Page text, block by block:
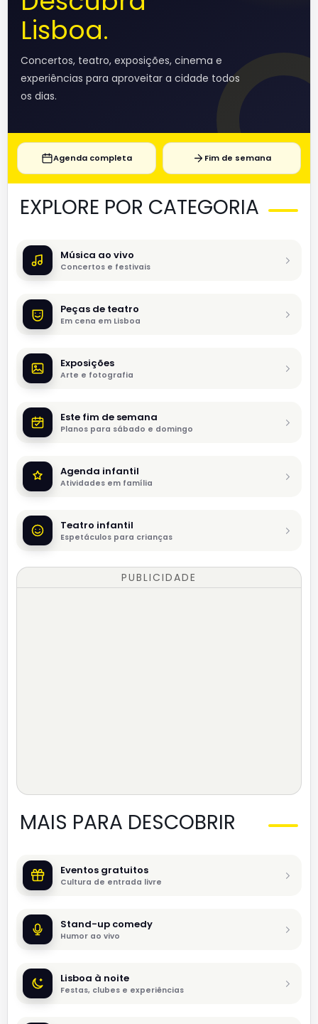
Lisboa.
Concertos, teatro, exposições, cinema e
experiências para aproveitar a cidade todos
os dias.
Agenda completa Fim de semana
EXPLORE POR CATEGORIA
Música ao vivo
Concertos e festivais
Peças de teatro
Em cena em Lisboa
Exposições
Arte e fotografia
Este fim de semana
Planos para sábado e domingo
Agenda infantil
Atividades em família
Teatro infantil
Espetáculos para crianças
PUBLICIDADE
MAIS PARA DESCOBRIR
Eventos gratuitos
Cultura de entrada livre
Stand-up comedy
Humor ao vivo
Lisboa à noite
Festas, clubes e experiências